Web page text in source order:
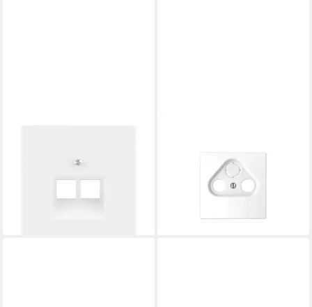
UAE-Abdeckung 2fach
f.Antennensteckdosen
MEG4123-6035
Installationskabel
lieferbar - in 3-4 Werktagen bei dir